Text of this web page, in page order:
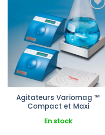
Ajouter
à la liste
d’envies
Agitateurs Variomag ™
Compact et Maxi
En stock